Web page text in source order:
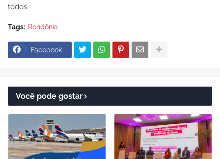
todos.
Tags: Rondônia
Facebook
Você pode gostar